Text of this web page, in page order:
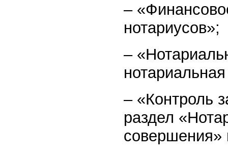
–
нотариусов»;
–
– «Контроль
раздел
совершения»